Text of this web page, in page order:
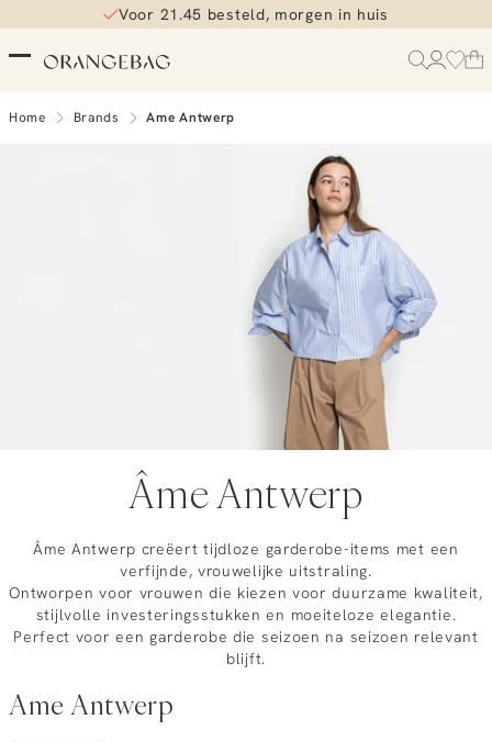
Voor 21.45 besteld, morgen in huis
Home Brands Ame Antwerp
Âme Antwerp
Âme Antwerp creëert tijdloze garderobe-items met een
verfijnde, vrouwelijke uitstraling.
Ontworpen voor vrouwen die kiezen voor duurzame kwaliteit,
stijlvolle investeringsstukken en moeiteloze elegantie.
Perfect voor een garderobe die seizoen na seizoen relevant
blijft.
Ame Antwerp